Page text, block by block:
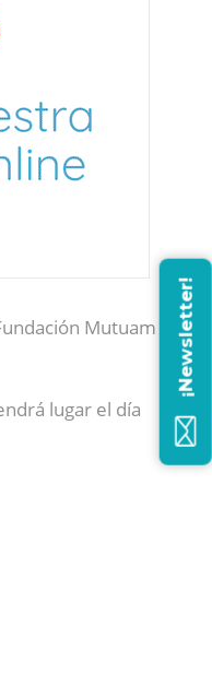
Mutuam
lugar el día
¡Newsletter!